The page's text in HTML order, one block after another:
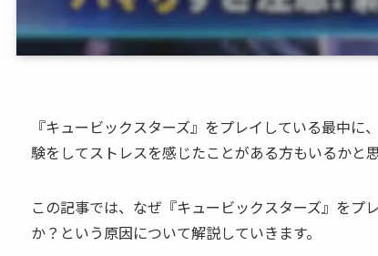
『キュービックスターズ』をプレイしている最中
験をしてストレスを感じたことがある方もいるかと思
この記事では、なぜ『キュービックスターズ』を
か？という原因について解説していきます。